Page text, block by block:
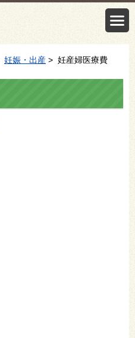
妊娠・出産 > 妊産婦医療費